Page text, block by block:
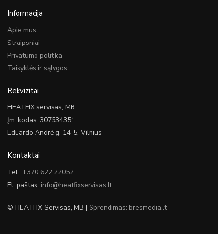
Informacija
Apie mus
Straipsniai
Privatumo politika
Taisyklės ir sąlygos
Rekvizitai
HEATFIX servisas, MB
Įm. kodas: 307534351
Eduardo Andrė g. 14-5, Vilnius
Kontaktai
Tel.: +370 622 22052
El. paštas: info@heatfixservisas.lt
© HEATFIX Servisas, MB | Sprendimas: bresmedia.lt